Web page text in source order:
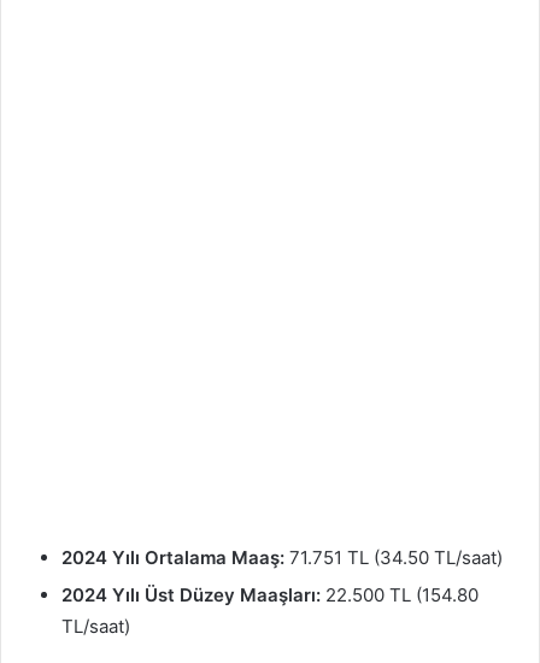
2024 Yılı Ortalama Maaş: 71.751 TL (34.50 TL/saat)
2024 Yılı Üst Düzey Maaşları: 22.500 TL (154.80
TL/saat)